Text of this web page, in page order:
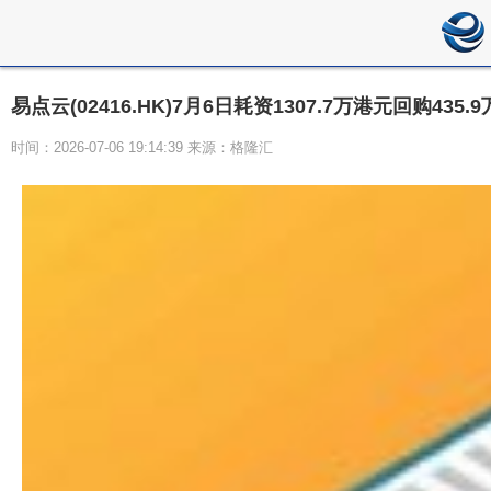
易点云(02416.HK)7月6日耗资1307.7万港元回购435.9
时间：2026-07-06 19:14:39 来源：格隆汇